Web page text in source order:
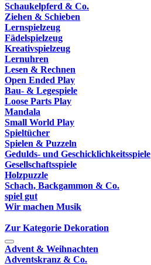
Schaukelpferd & Co.
Ziehen & Schieben
Lernspielzeug
Fädelspielzeug
Kreativspielzeug
Lernuhren
Lesen & Rechnen
Open Ended Play
Bau- & Legespiele
Loose Parts Play
Mandala
Small World Play
Spieltücher
Spielen & Puzzeln
Gedulds- und Geschicklichkeitsspiele
Gesellschaftsspiele
Holzpuzzle
Schach, Backgammon & Co.
spiel gut
Wir machen Musik
Zur Kategorie Dekoration
Advent & Weihnachten
Adventskranz & Co.